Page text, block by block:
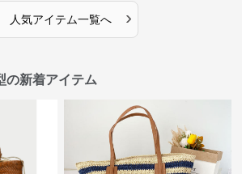
人気アイテム一覧へ ›
の新着アイテム